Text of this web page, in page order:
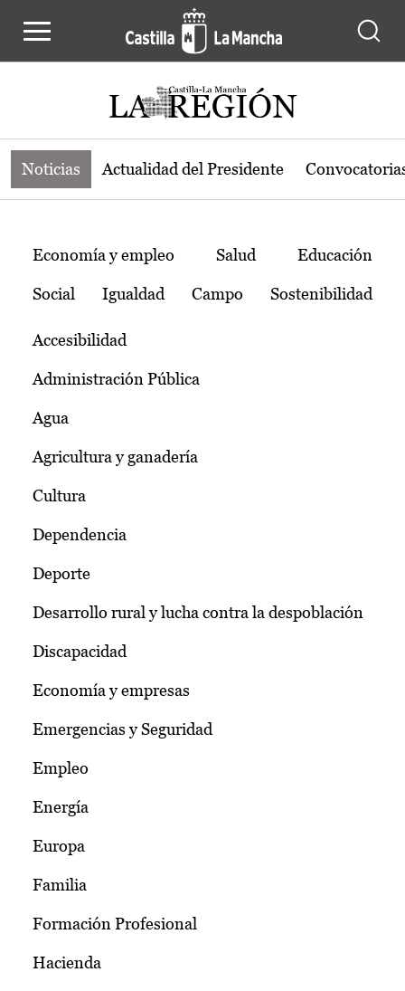
Noticias de la región de Castilla-La
Noticias Actualidad del Presidente
Temas
Economía y empleo Salud Educación
Social Igualdad Campo Sostenibilidad
Accesibilidad
Administración Pública
Agua
Agricultura y ganadería
Cultura
Dependencia
Deporte
Desarrollo rural y lucha contra la despoblación
Discapacidad
Economía y empresas
Emergencias y Seguridad
Empleo
Energía
Europa
Familia
Formación Profesional
Hacienda